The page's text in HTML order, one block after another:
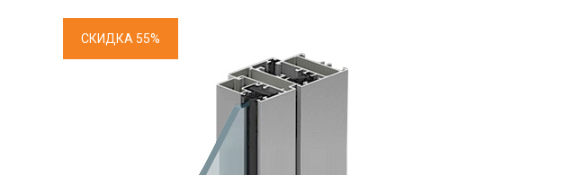
СКИДКА 55%